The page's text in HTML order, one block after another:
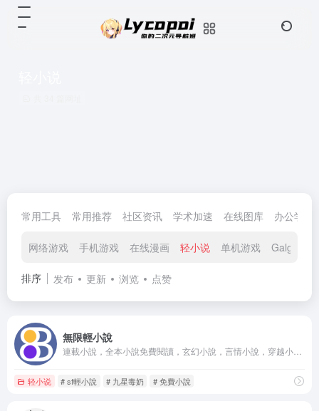
常用工具 常用推荐 社区资讯 学术加速 在线图库 办公学习
网络游戏 手机游戏 在线漫画 轻小说 单机游戏 Galgame
排序 发布 更新 浏览 点赞
無限輕小說
轻小说 # sf輕小說 # 九星毒奶 # 免費小說